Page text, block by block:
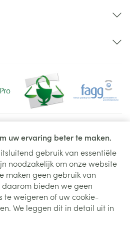
uw ervaring beter te maken.
gebruik van essentiële
noodzakelijk om onze website
maken geen gebruik van
daarom bieden we geen
te weigeren of uw cookie-
We leggen dit in detail uit in